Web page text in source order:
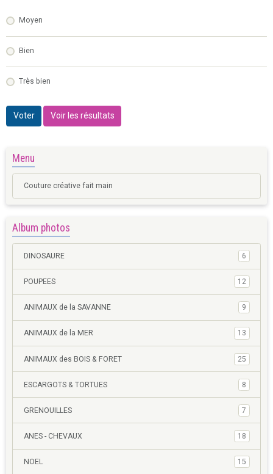
Moyen
Bien
Très bien
Voter Voir les résultats
Menu
Couture créative fait main
Album photos
DINOSAURE 6
POUPEES 12
ANIMAUX de la SAVANNE 9
ANIMAUX de la MER 13
ANIMAUX des BOIS & FORET 25
ESCARGOTS & TORTUES 8
GRENOUILLES 7
ANES - CHEVAUX 18
NOEL 15